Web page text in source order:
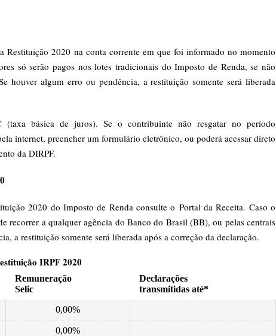
Restituição 2020 na conta corrente em que foi informado no momento
só serão pagos nos lotes tradicionais do Imposto de Renda, se não
houver algum erro ou pendência, a restituição somente será liberada
(taxa básica de juros). Se o contribuinte não resgatar no período
internet, preencher um formulário eletrônico, ou poderá acessar direto
da DIRPF.
2020 do Imposto de Renda consulte o Portal da Receita. Caso o
recorrer a qualquer agência do Banco do Brasil (BB), ou pelas centrais
a restituição somente será liberada após a correção da declaração.
IRPF 2020
Remuneração
Selic
Declarações
transmitidas até*
0,00%
0,00%